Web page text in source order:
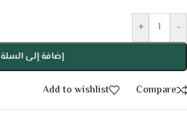
-
+
إضافة إلى السلة
Compare
Add to wishlist